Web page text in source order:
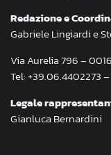
Redazione e
Gabriele Lingiardi e
Via Aurelia 796 –
Tel: +39.06.4402273
Legale
Gianluca Bernardini